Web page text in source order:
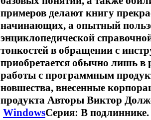
примеров делают книгу
начинающих, а опытный
энциклопедической
тонкостей в обращении с
приобретается обычно лишь в
работы с программным
новшества, внесенные
продукта Авторы Виктор
WindowsСерия: В подлиннике.